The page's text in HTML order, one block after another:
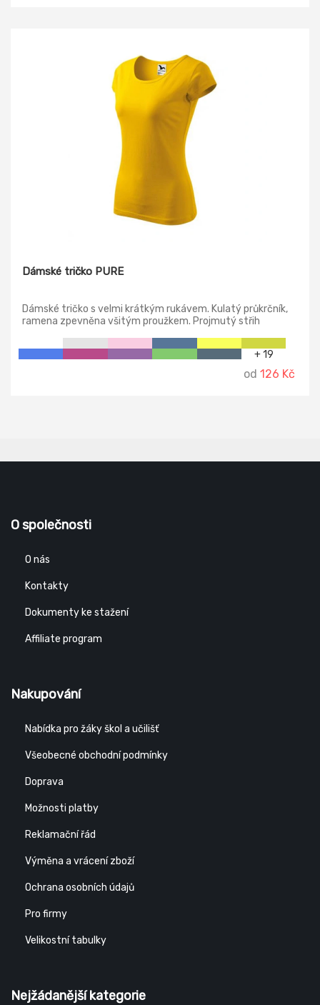
Dámské tričko PURE
Dámské tričko s velmi krátkým rukávem. Kulatý průkrčník,
ramena zpevněna všitým proužkem. Projmutý střih
+ 19
od 126 Kč
O společnosti
O nás
Kontakty
Dokumenty ke stažení
Affiliate program
Nakupování
Nabídka pro žáky škol a učilišť
Všeobecné obchodní podmínky
Doprava
Možnosti platby
Reklamační řád
Výměna a vrácení zboží
Ochrana osobních údajů
Pro firmy
Velikostní tabulky
Nejžádanější kategorie